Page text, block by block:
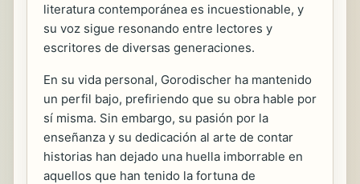
literatura contemporánea es incuestionable, y
su voz sigue resonando entre lectores y
escritores de diversas generaciones.
En su vida personal, Gorodischer ha mantenido
un perfil bajo, prefiriendo que su obra hable por
sí misma. Sin embargo, su pasión por la
enseñanza y su dedicación al arte de contar
historias han dejado una huella imborrable en
aquellos que han tenido la fortuna de